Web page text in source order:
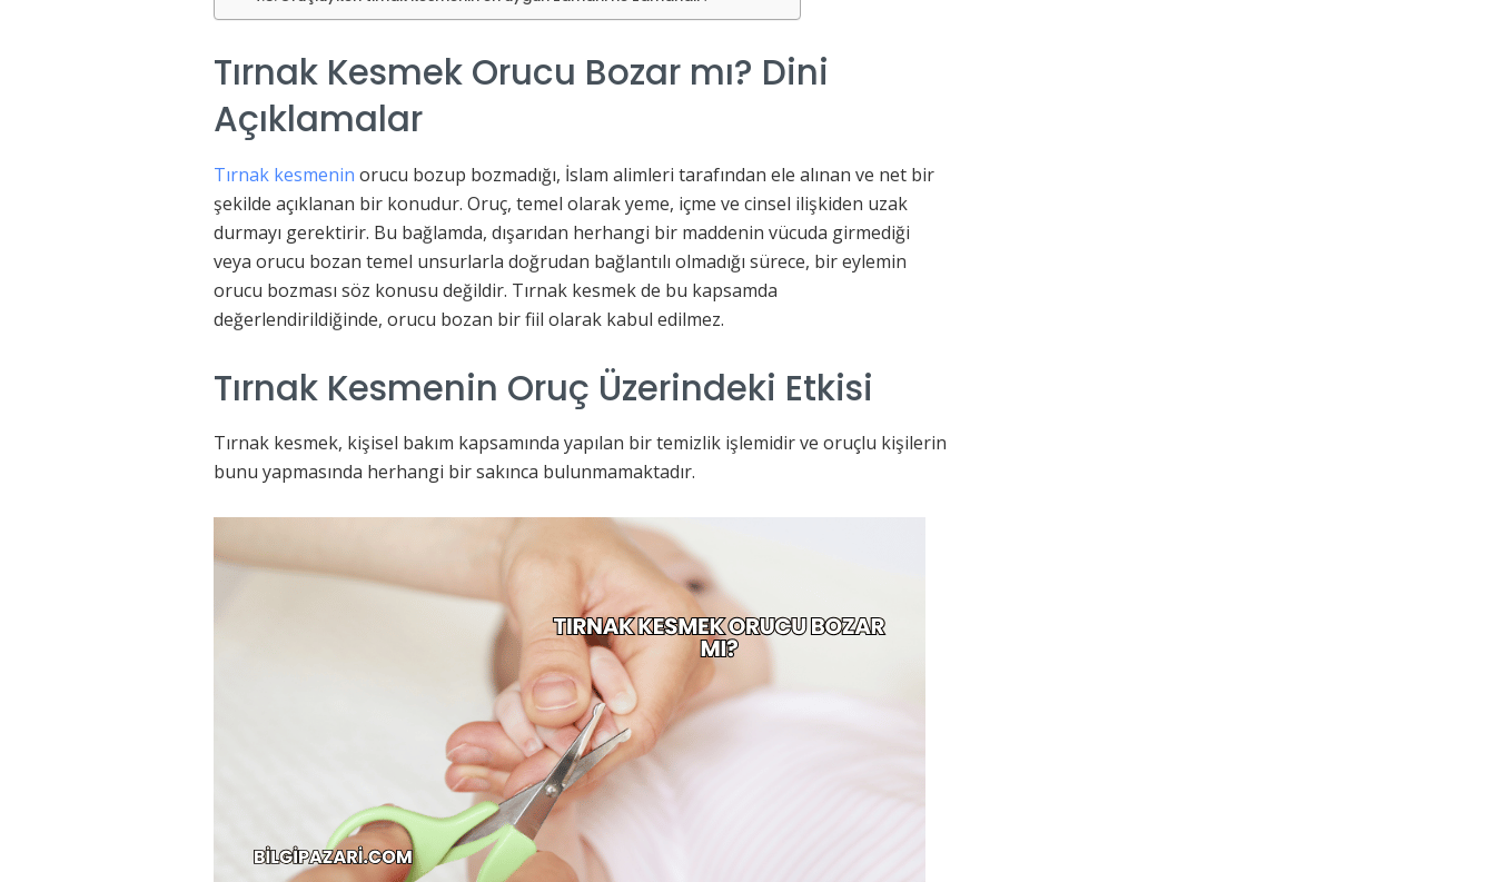
Tırnak Kesmek Orucu Bozar mı? Dini
Açıklamalar
Tırnak kesmenin orucu bozup bozmadığı, İslam alimleri tarafından ele alınan ve net bir
şekilde açıklanan bir konudur. Oruç, temel olarak yeme, içme ve cinsel ilişkiden uzak
durmayı gerektirir. Bu bağlamda, dışarıdan herhangi bir maddenin vücuda girmediği
veya orucu bozan temel unsurlarla doğrudan bağlantılı olmadığı sürece, bir eylemin
orucu bozması söz konusu değildir. Tırnak kesmek de bu kapsamda
değerlendirildiğinde, orucu bozan bir fiil olarak kabul edilmez.
Tırnak Kesmenin Oruç Üzerindeki Etkisi
Tırnak kesmek, kişisel bakım kapsamında yapılan bir temizlik işlemidir ve oruçlu kişilerin
bunu yapmasında herhangi bir sakınca bulunmamaktadır.